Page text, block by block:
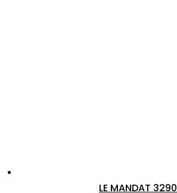
LE MANDAT 3290